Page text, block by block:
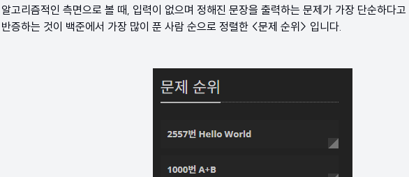
알고리즘적인 측면으로 볼 때, 입력이 없으며 정해진 문장을 출력하는 문제가 가장 단순하다
반증하는 것이 백준에서 가장 많이 푼 사람 순으로 정렬한 <문제 순위> 입니다.